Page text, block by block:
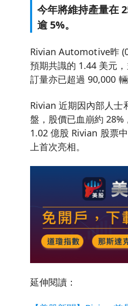
今年將維持產量在
逾 5%。
Rivian Automotive昨
預期共識的 1.44 美元
訂量亦已超過 90,000
Rivian 近期因內部人士
盤，股價已血崩約
1.02 億股 Rivian 股票
上首次亮相。
延伸閱讀：